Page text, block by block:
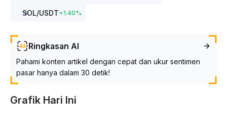
SOL/USDT+1.40%
Ringkasan AI
Pahami konten artikel dengan cepat dan ukur sentimen
pasar hanya dalam 30 detik!
Grafik Hari Ini